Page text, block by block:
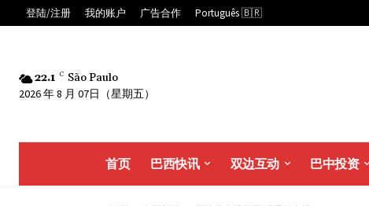
登陆/注册 我的账户 广告合作 Português 🇧🇷
22.1 C São Paulo
2026 年 8 月 07日（星期五）
首页 巴西快讯 双边互动 巴中投资